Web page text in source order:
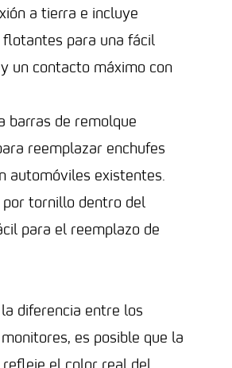
a tierra e incluye
para una fácil
un contacto máximo con
barras de remolque
reemplazar enchufes
automóviles existentes.
por tornillo dentro del
para el reemplazo de
diferencia entre los
es posible que la